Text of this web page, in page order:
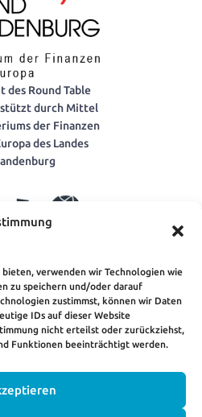
verwenden wir Technologien wie
zu speichern und/oder darauf
zustimmst, können wir Daten
IDs auf dieser Website
nicht erteilst oder zurückziehst,
Funktionen beeinträchtigt werden.
des Round Table
durch Mittel
der Finanzen
des Landes
– Verbund
e.V.